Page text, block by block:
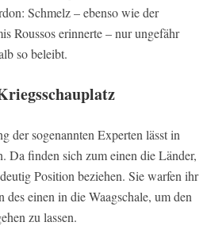
Schmelz – ebenso wie der
Roussos erinnerte – nur ungefähr
so beleibt.
der sogenannten Experten lässt in
Da finden sich zum einen die Länder,
Position beziehen. Sie warfen ihr
des einen in die Waagschale, um den
zu lassen.